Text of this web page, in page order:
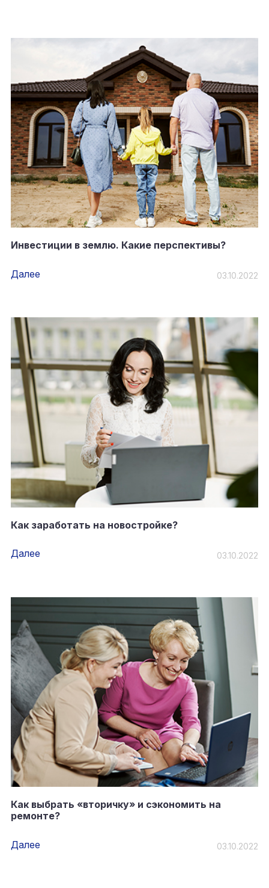
Инвестиции в землю. Какие перспективы?
Далее 03.10.2022
Как заработать на новостройке?
Далее 03.10.2022
Как выбрать «вторичку» и сэкономить на
ремонте?
Далее 03.10.2022